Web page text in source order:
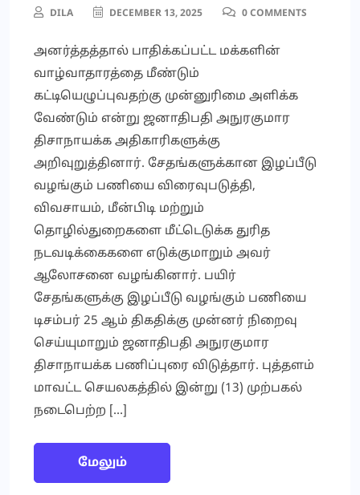
DILA DECEMBER 13, 2025 0 COMMENTS
அனர்த்தத்தால் பாதிக்கப்பட்ட மக்களின்
வாழ்வாதாரத்தை மீண்டும்
கட்டியெழுப்புவதற்கு முன்னுரிமை அளிக்க
வேண்டும் என்று ஜனாதிபதி அநுரகுமார
திசாநாயக்க அதிகாரிகளுக்கு
அறிவுறுத்தினார். சேதங்களுக்கான இழப்பீடு
வழங்கும் பணியை விரைவுபடுத்தி,
விவசாயம், மீன்பிடி மற்றும்
தொழில்துறைகளை மீட்டெடுக்க துரித
நடவடிக்கைகளை எடுக்குமாறும் அவர்
ஆலோசனை வழங்கினார். பயிர்
சேதங்களுக்கு இழப்பீடு வழங்கும் பணியை
டிசம்பர் 25 ஆம் திகதிக்கு முன்னர் நிறைவு
செய்யுமாறும் ஜனாதிபதி அநுரகுமார
திசாநாயக்க பணிப்புரை விடுத்தார். புத்தளம்
மாவட்ட செயலகத்தில் இன்று (13) முற்பகல்
நடைபெற்ற […]
மேலும்